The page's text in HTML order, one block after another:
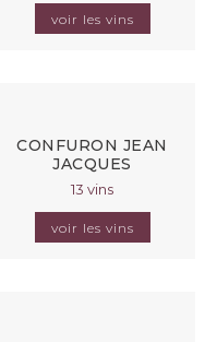
voir les vins
CONFURON JEAN
JACQUES
13 vins
voir les vins